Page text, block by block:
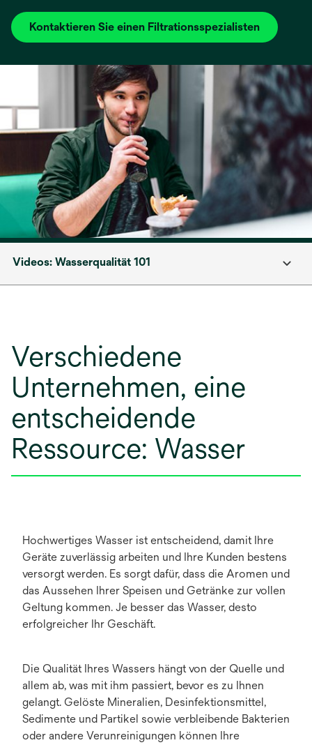
Kontaktieren Sie einen Filtrationsspezialisten
Videos: Wasserqualität 101
Verschiedene
Unternehmen, eine
entscheidende
Ressource: Wasser
Hochwertiges Wasser ist entscheidend, damit Ihre
Geräte zuverlässig arbeiten und Ihre Kunden bestens
versorgt werden. Es sorgt dafür, dass die Aromen und
das Aussehen Ihrer Speisen und Getränke zur vollen
Geltung kommen. Je besser das Wasser, desto
erfolgreicher Ihr Geschäft.
Die Qualität Ihres Wassers hängt von der Quelle und
allem ab, was mit ihm passiert, bevor es zu Ihnen
gelangt. Gelöste Mineralien, Desinfektionsmittel,
Sedimente und Partikel sowie verbleibende Bakterien
oder andere Verunreinigungen können Ihre